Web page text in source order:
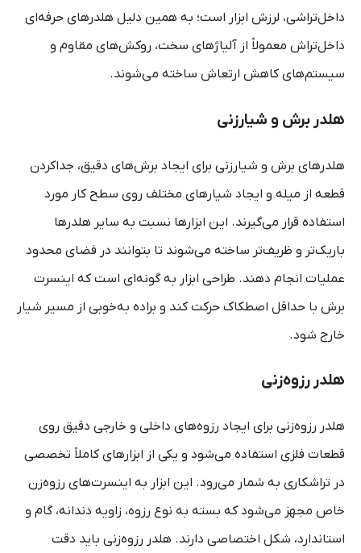
داخل‌تراشی، لرزش ابزار است؛ به همین دلیل هلدرهای حرفه‌ای
داخل‌تراش معمولاً از آلیاژهای سخت، روکش‌های مقاوم و
سیستم‌های کاهش ارتعاش ساخته می‌شوند.
هلدر برش و شیارزنی
هلدرهای برش و شیارزنی برای ایجاد برش‌های دقیق، جداکردن
قطعه از میله و ایجاد شیارهای مختلف روی سطح کار مورد
استفاده قرار می‌گیرند. این ابزارها نسبت به سایر هلدرها
باریک‌تر و ظریف‌تر ساخته می‌شوند تا بتوانند در فضای محدود
عملیات انجام دهند. طراحی ابزار به گونه‌ای است که اینسرت
برش با حداقل اصطکاک حرکت کند و براده به‌خوبی از مسیر شیار
خارج شود.
هلدر رزوه‌زنی
هلدر رزوه‌زنی برای ایجاد رزوه‌های داخلی و خارجی دقیق روی
قطعات فلزی استفاده می‌شود و یکی از ابزارهای کاملاً تخصصی
در تراشکاری به شمار می‌رود. این ابزار به اینسرت‌های رزوه‌زن
خاص مجهز می‌شود که بسته به نوع رزوه، زاویه دندانه، گام و
استاندارد، شکل اختصاصی دارند. هلدر رزوه‌زنی باید دقت